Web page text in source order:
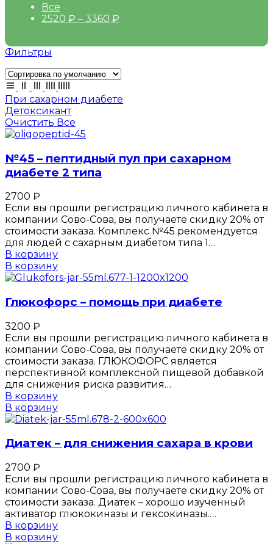
Все
2520 ₽ – 3360 ₽
Фильтры
При сахарном диабете
Детоксикант
Очистить Все
№45 – пептидный пул при сахарном
диабете 2 типа
2700 ₽
Если вы прошли регистрацию личного кабинета в
компании Сово-Сова, вы получаете скидку 20% от
стоимости заказа. Комплекс №45 рекомендуется
для людей с сахарным диабетом типа 1…
В корзину
В корзину
Глюкофорс – помощь при диабете
3200 ₽
Если вы прошли регистрацию личного кабинета в
компании Сово-Сова, вы получаете скидку 20% от
стоимости заказа. ГЛЮКОФОРС является
перспективной комплексной пищевой добавкой
для снижения риска развития…
В корзину
В корзину
Диатек – для снижения сахара в крови
2700 ₽
Если вы прошли регистрацию личного кабинета в
компании Сово-Сова, вы получаете скидку 20% от
стоимости заказа. Диатек – хорошо изученный
активатор глюкокиназы и гексокиназы.…
В корзину
В корзину